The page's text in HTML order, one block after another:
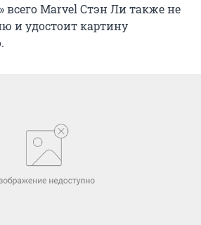
всего Marvel Стэн Ли также не
и удостоит картину